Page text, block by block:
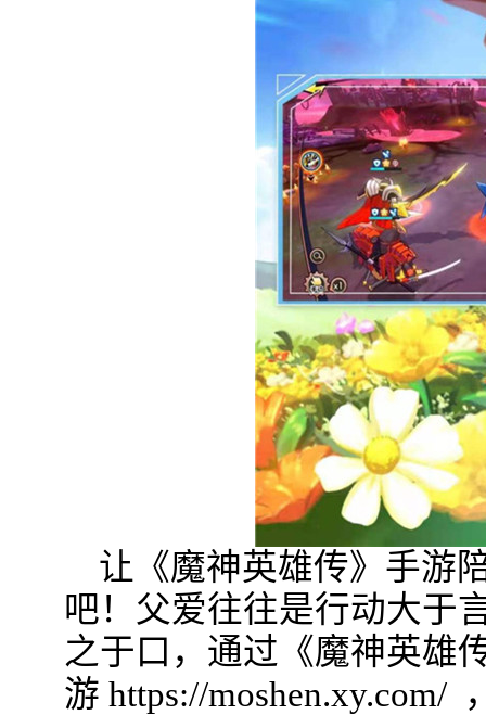
让《魔神英雄传》手游
吧！父爱往往是行动大于
之于口，通过《魔神英雄
游 https://moshen.xy.com/